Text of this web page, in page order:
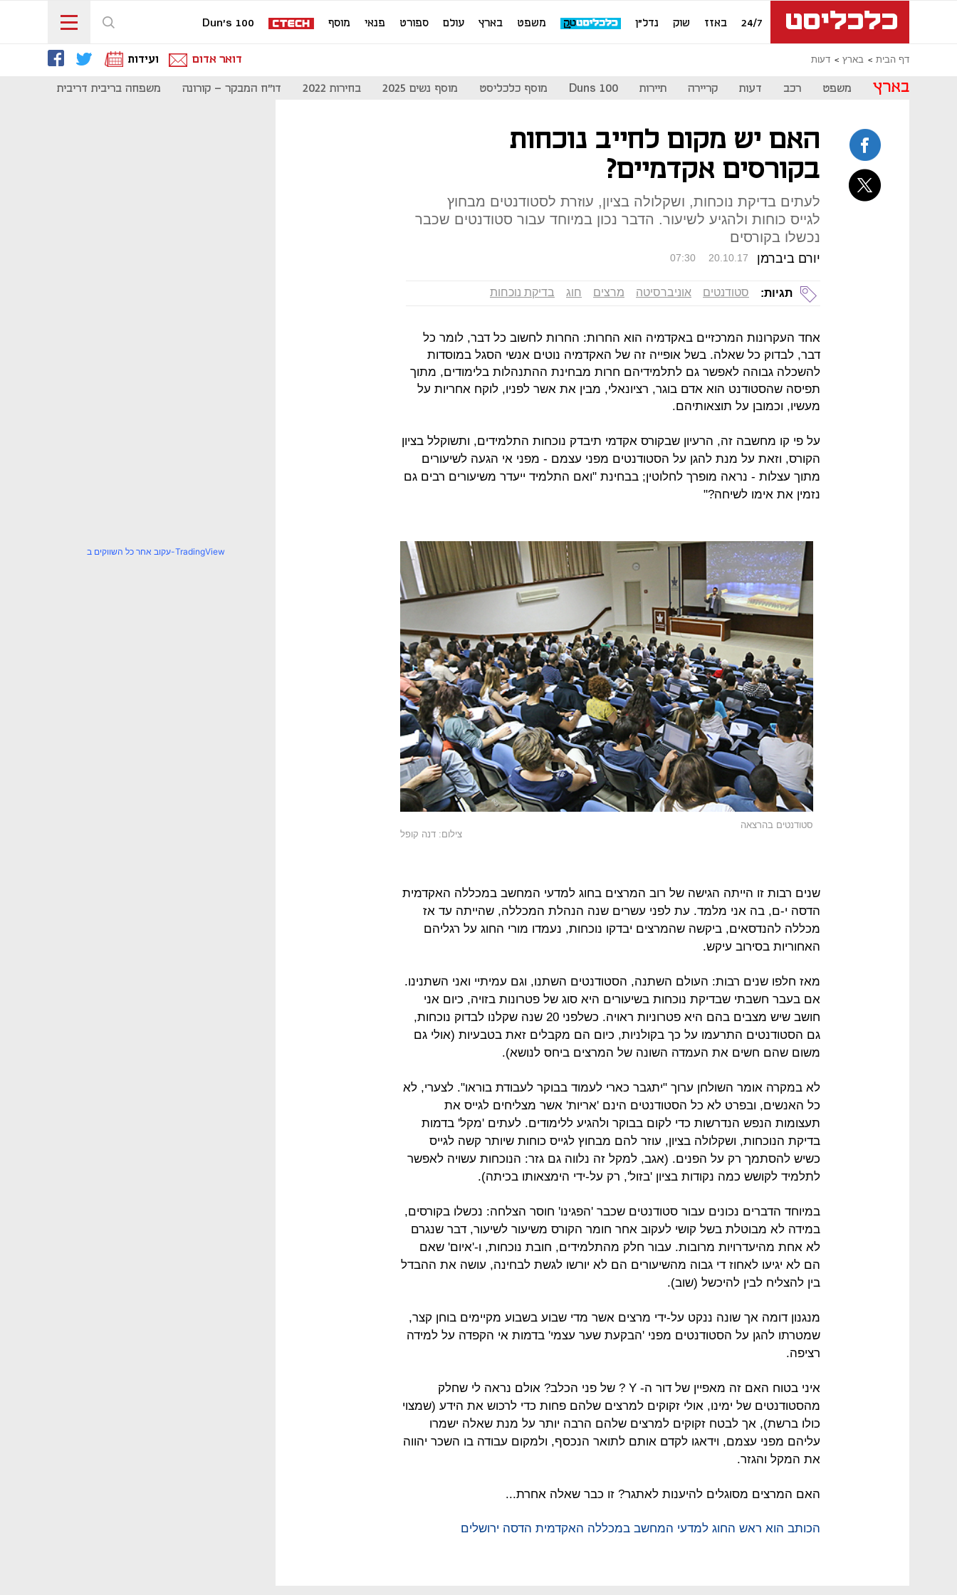
24/7 באזז שוק נדל"ן משפט בארץ עולם ספורט פנאי מוסף Dun's 100
דף הבית בארץ דעות דואר אדום ועידות
בארץ משפט רכב דעות קריירה תיירות Duns 100 מוסף כלכליסט מוסף נשים 2025 בחירות 2022 דו"ח המבקר - קורונה משפחה בריבית דריבית
האם יש מקום לחייב נוכחות
בקורסים אקדמיים?
לעתים בדיקת נוכחות, ושקלולה בציון, עוזרת לסטודנטים מבחוץ
לגייס כוחות ולהגיע לשיעור. הדבר נכון במיוחד עבור סטודנטים שכבר
נכשלו בקורסים
יורם ביברמן 07:30 20.10.17
תגיות: סטודנטים אוניברסיטה מרצים חוג בדיקת נוכחות
אחד העקרונות המרכזיים באקדמיה הוא החרות: החרות לחשוב כל דבר, לומר כל
דבר, לבדוק כל שאלה. בשל אופייה זה של האקדמיה נוטים אנשי הסגל במוסדות
להשכלה גבוהה לאפשר גם לתלמידיהם חרות מבחינת ההתנהלות בלימודים, מתוך
תפיסה שהסטודנט הוא אדם בוגר, רציונאלי, מבין את אשר לפניו, לוקח אחריות על
מעשיו, וכמובן על תוצאותיהם.
על פי קו מחשבה זה, הרעיון שבקורס אקדמי תיבדק נוכחות התלמידים, ותשוקלל בציון
הקורס, וזאת על מנת להגן על הסטודנטים מפני עצמם - מפני אי הגעה לשיעורים
מתוך עצלות - נראה מופרך לחלוטין; בבחינת "ואם התלמיד ייעדר משיעורים רבים גם
נזמין את אימו לשיחה?"
סטודנטים בהרצאה
צילום: דנה קופל
שנים רבות זו הייתה הגישה של רוב המרצים בחוג למדעי המחשב במכללה האקדמית
הדסה י-ם, בה אני מלמד. עת לפני עשרים שנה הנהלת המכללה, שהייתה עד אז
מכללה להנדסאים, ביקשה שהמרצים יבדקו נוכחות, נעמדו מורי החוג על רגליהם
האחוריות בסירוב עיקש.
מאז חלפו שנים רבות: העולם השתנה, הסטודנטים השתנו, וגם עמיתיי ואני השתנינו.
אם בעבר חשבתי שבדיקת נוכחות בשיעורים היא סוג של פטרונות בזויה, כיום אני
חושב שיש מצבים בהם היא פטרוניות ראויה. כשלפני 20 שנה שקלנו לבדוק נוכחות,
גם הסטודנטים התרעמו על כך בקולניות, כיום הם מקבלים זאת בטבעיות (אולי גם
משום שהם חשים את העמדה השונה של המרצים ביחס לנושא).
לא במקרה אומר השולחן ערוך "יתגבר כארי לעמוד בבוקר לעבודת בוראו". לצערי, לא
כל האנשים, ובפרט לא כל הסטודנטים הינם 'אריות' אשר מצליחים לגייס את
תעצומות הנפש הנדרשות כדי לקום בבוקר ולהגיע ללימודים. לעתים 'מקל' בדמות
בדיקת הנוכחות, ושקלולה בציון, עוזר להם מבחוץ לגייס כוחות שיותר קשה לגייס
כשיש להסתמך רק על הפנים. (אגב, למקל זה נלווה גם גזר: הנוכחות עשויה לאפשר
לתלמיד לקושש כמה נקודות בציון 'בזול', רק על-ידי הימצאותו בכיתה).
במיוחד הדברים נכונים עבור סטודנטים שכבר 'הפגינו' חוסר הצלחה: נכשלו בקורסים,
במידה לא מבוטלת בשל קושי לעקוב אחר חומר הקורס משיעור לשיעור, דבר שנגרם
לא אחת מהיעדרויות מרובות. עבור חלק מהתלמידים, חובת נוכחות, ו-'איום' שאם
הם לא יגיעו לאחוז די גבוה מהשיעורים הם לא יורשו לגשת לבחינה, עושה את ההבדל
בין להצליח לבין להיכשל (שוב).
מנגנון דומה אך שונה ננקט על-ידי מרצים אשר מדי שבוע בשבוע מקיימים בוחן קצר,
שמטרתו להגן על הסטודנטים מפני 'הבקעת שער עצמי' בדמות אי הקפדה על למידה
רציפה.
איני בטוח האם זה מאפיין של דור ה- Y ? של פני הכלב? אולם נראה לי שחלק
מהסטודנטים של ימינו, אולי זקוקים למרצים שלהם פחות כדי לרכוש את הידע (שמצוי
כולו ברשת), אך לבטח זקוקים למרצים שלהם הרבה יותר על מנת שאלה ישמרו
עליהם מפני עצמם, וידאגו לקדם אותם לתואר הנכסף, ולמקום עבודה בו השכר יהווה
את המקל והגזר.
האם המרצים מסוגלים להיענות לאתגר? זו כבר שאלה אחרת...
הכותב הוא ראש החוג למדעי המחשב במכללה האקדמית הדסה ירושלים
עקוב אחר כל השווקים ב-TradingView